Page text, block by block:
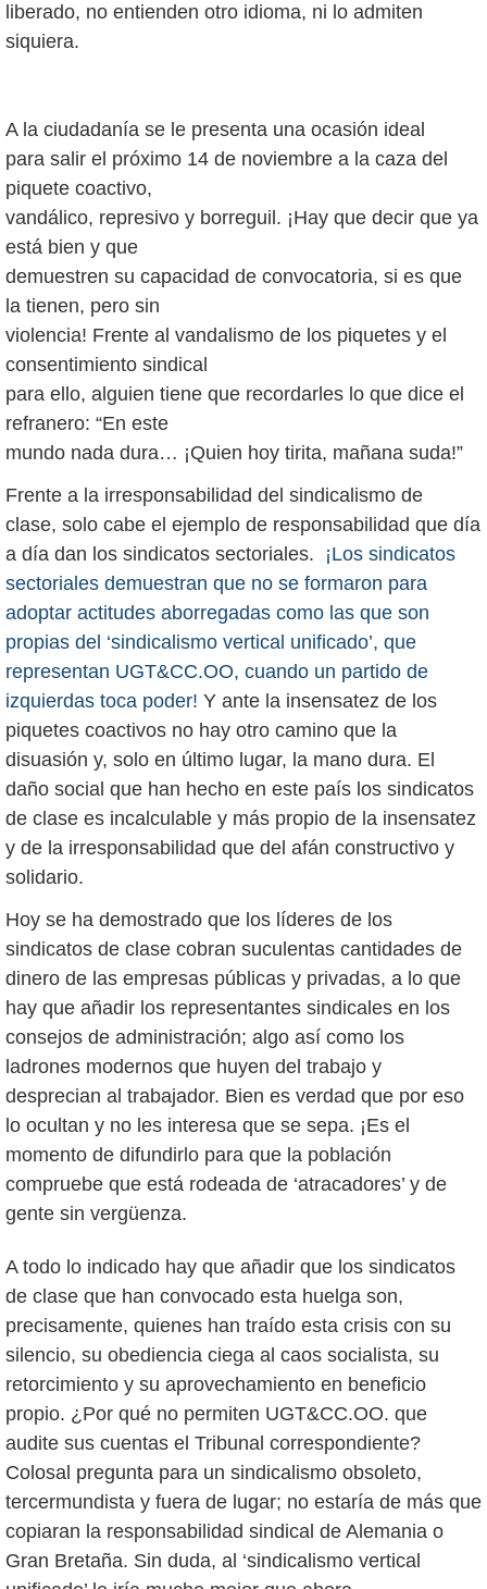
liberado, no entienden otro idioma, ni lo admiten
siquiera.
A la ciudadanía se le presenta una ocasión ideal
para salir el próximo 14 de noviembre a la caza del
piquete coactivo,
vandálico, represivo y borreguil. ¡Hay que decir que ya
está bien y que
demuestren su capacidad de convocatoria, si es que
la tienen, pero sin
violencia! Frente al vandalismo de los piquetes y el
consentimiento sindical
para ello, alguien tiene que recordarles lo que dice el
refranero: “En este
mundo nada dura… ¡Quien hoy tirita, mañana suda!”
Frente a la irresponsabilidad del sindicalismo de
clase, solo cabe el ejemplo de responsabilidad que día
a día dan los sindicatos sectoriales. ¡Los sindicatos
sectoriales demuestran que no se formaron para
adoptar actitudes aborregadas como las que son
propias del ‘sindicalismo vertical unificado’, que
representan UGT&CC.OO, cuando un partido de
izquierdas toca poder! Y ante la insensatez de los
piquetes coactivos no hay otro camino que la
disuasión y, solo en último lugar, la mano dura. El
daño social que han hecho en este país los sindicatos
de clase es incalculable y más propio de la insensatez
y de la irresponsabilidad que del afán constructivo y
solidario.
Hoy se ha demostrado que los líderes de los
sindicatos de clase cobran suculentas cantidades de
dinero de las empresas públicas y privadas, a lo que
hay que añadir los representantes sindicales en los
consejos de administración; algo así como los
ladrones modernos que huyen del trabajo y
desprecian al trabajador. Bien es verdad que por eso
lo ocultan y no les interesa que se sepa. ¡Es el
momento de difundirlo para que la población
compruebe que está rodeada de ‘atracadores’ y de
gente sin vergüenza.
A todo lo indicado hay que añadir que los sindicatos
de clase que han convocado esta huelga son,
precisamente, quienes han traído esta crisis con su
silencio, su obediencia ciega al caos socialista, su
retorcimiento y su aprovechamiento en beneficio
propio. ¿Por qué no permiten UGT&CC.OO. que
audite sus cuentas el Tribunal correspondiente?
Colosal pregunta para un sindicalismo obsoleto,
tercermundista y fuera de lugar; no estaría de más que
copiaran la responsabilidad sindical de Alemania o
Gran Bretaña. Sin duda, al ‘sindicalismo vertical